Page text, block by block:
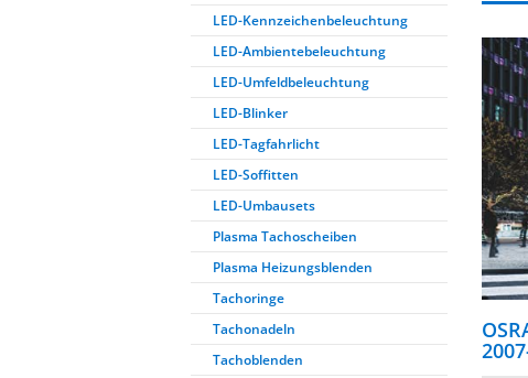
LED-Kennzeichenbeleuchtung
LED-Ambientebeleuchtung
LED-Umfeldbeleuchtung
LED-Blinker
LED-Tagfahrlicht
LED-Soffitten
LED-Umbausets
Plasma Tachoscheiben
Plasma Heizungsblenden
Tachoringe
Tachonadeln
Tachoblenden